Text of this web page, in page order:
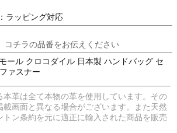
：ラッピング対応
コチラの品番をお伝えください
ール クロコダイル 日本製 ハンドバッグ セ
ァスナー
革は全て本物の革を使用しています。その
画面と異なる場合がございます。また天然
トン条約を元に適正に輸入された商品を販売